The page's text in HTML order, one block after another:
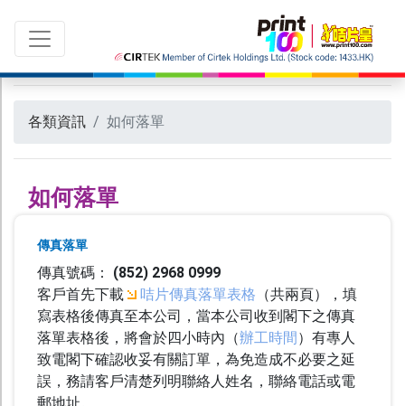
切換語言： ENG|繁中
所有產品
最新推廣 及 優惠
印 刷
咭片
紙咭
各類資訊 如何落單
如何落單
傳真落單
傳真號碼： (852) 2968 0999
客戶首先下載
咭片傳真落單表格 （共兩頁），填
寫表格後傳真至本公司，當本公司收到閣下之傳真
落單表格後，將會於四小時內（辦工時間）有專人
致電閣下確認收妥有關訂單，為免造成不必要之延
誤，務請客戶清楚列明聯絡人姓名，聯絡電話或電